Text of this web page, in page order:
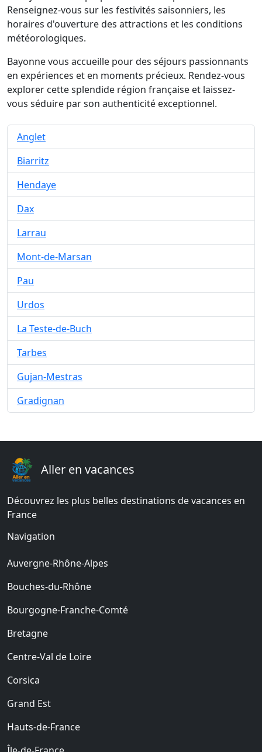
Renseignez-vous sur les festivités saisonniers, les
horaires d'ouverture des attractions et les conditions
météorologiques.
Bayonne vous accueille pour des séjours passionnants
en expériences et en moments précieux. Rendez-vous
explorer cette splendide région française et laissez-
vous séduire par son authenticité exceptionnel.
Anglet
Biarritz
Hendaye
Dax
Larrau
Mont-de-Marsan
Pau
Urdos
La Teste-de-Buch
Tarbes
Gujan-Mestras
Gradignan
Aller en vacances
Découvrez les plus belles destinations de vacances en
France
Navigation
Auvergne-Rhône-Alpes
Bouches-du-Rhône
Bourgogne-Franche-Comté
Bretagne
Centre-Val de Loire
Corsica
Grand Est
Hauts-de-France